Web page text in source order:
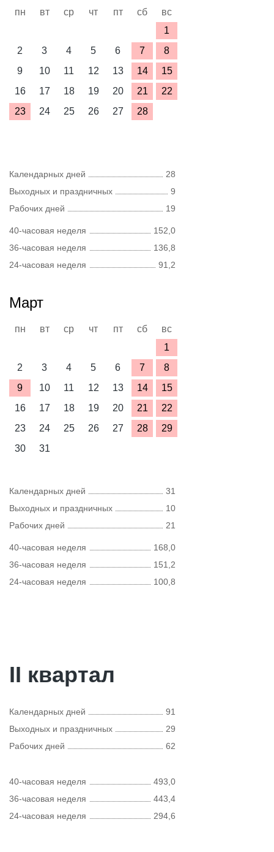
пн вт ср чт пт сб
вс
1
2
3 4 5 6 7
8
9
10 11 12 13 14
15
16
17 18 19 20 21
22
23
24 25 26 27 28
Календарных дней
28
Выходных и праздничных
9
Рабочих дней
19
40-часовая неделя
152,0
36-часовая неделя
136,8
24-часовая неделя
91,2
Март
пн вт ср чт пт сб
вс
1
2
3 4 5 6 7
8
9
10 11 12 13 14
15
16
17 18 19 20 21
22
23
24 25 26 27 28
29
30
31
Календарных дней
31
Выходных и праздничных
10
Рабочих дней
21
40-часовая неделя
168,0
36-часовая неделя
151,2
24-часовая неделя
100,8
II квартал
Календарных дней
91
Выходных и праздничных
29
Рабочих дней
62
40-часовая неделя
493,0
36-часовая неделя
443,4
24-часовая неделя
294,6